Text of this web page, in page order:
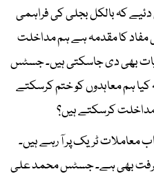
کہ بالکل بجلی کی فراہمی
مفاد کا مقدمہ ہے ہم مداخلت
بھی دی جاسکتی ہیں۔ جسٹس
ہم معاہدوں کو ختم کرسکتے
کرسکتے ہیں؟
معاملات ٹریک پر آ رہے ہیں۔
بھی ہے۔ جسٹس محمد علی